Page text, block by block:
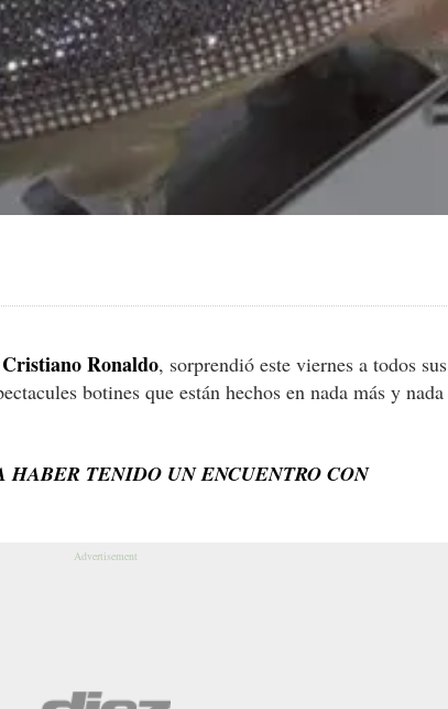
Cristiano Ronaldo, sorprendió este viernes a todos sus
botines que están hechos en nada más y nada
HABER TENIDO UN ENCUENTRO CON